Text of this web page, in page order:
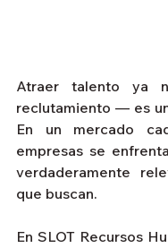
Atraer talento ya
reclutamiento — es
En un mercado
empresas se
verdaderamente
que buscan.
En SLOT Recursos